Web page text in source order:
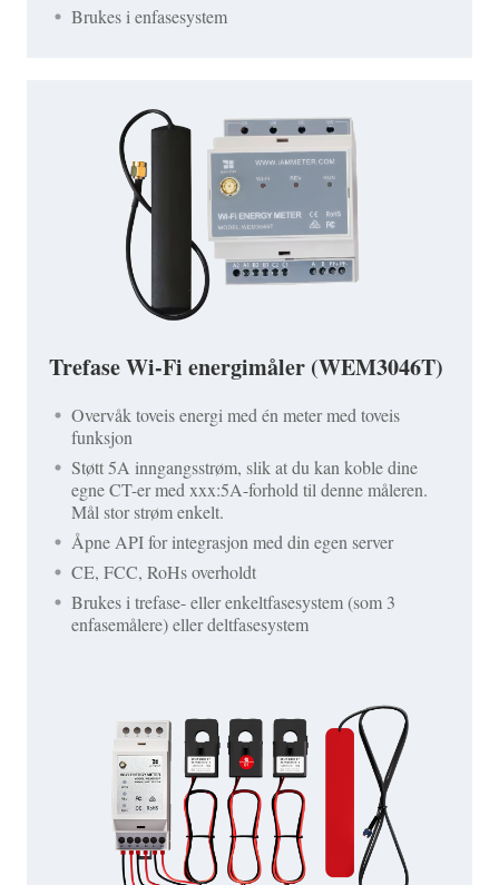
Brukes i enfasesystem
Trefase Wi-Fi energimåler (WEM3046T)
Overvåk toveis energi med én meter med toveis
funksjon
Støtt 5A inngangsstrøm, slik at du kan koble dine
egne CT-er med xxx:5A-forhold til denne måleren.
Mål stor strøm enkelt.
Åpne API for integrasjon med din egen server
CE, FCC, RoHs overholdt
Brukes i trefase- eller enkeltfasesystem (som 3
enfasemålere) eller deltfasesystem